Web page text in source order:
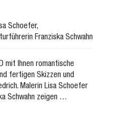
Schoefer,
Franziska Schwahn
mit Ihnen romantische
fertigen Skizzen und
Malerin Lisa Schoefer
Schwahn zeigen …